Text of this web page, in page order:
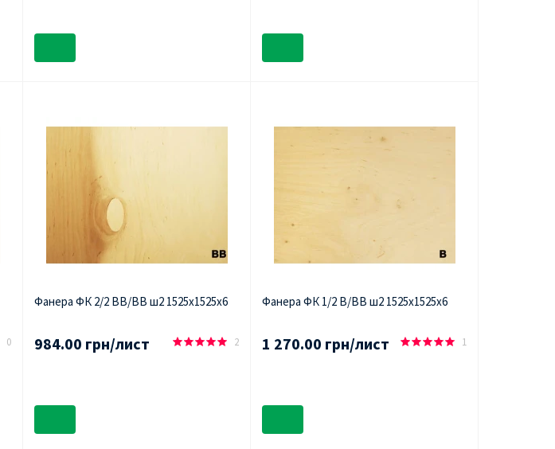
0
Фанера ФК 2/2 ВВ/ВВ ш2 1525х1525х6
984.00 грн/лист 2
Фанера ФК 1/2 В/ВВ ш2 1525х1525х6
1 270.00 грн/лист 1